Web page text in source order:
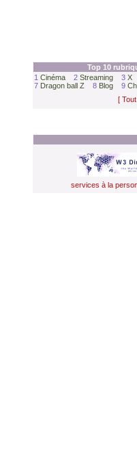
Top 10
1 Cinéma 2 Streaming 3 X
7 Dragon ball Z 8 Blog 9
[
services à la